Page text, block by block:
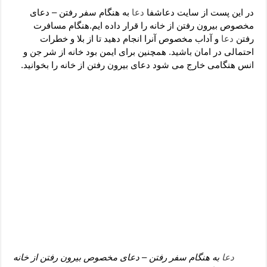
دعای قوی رفع ترس – دعای مجرب برای آرامش قلب و رفع اضطراب
دعا برای پولدار شدن در یک روز – دعای ثروت حضرت سلیمان
در این پست از سایت دعاشفا دعا به هنگام سفر رفتن – دعای
مخصوص بیرون رفتن از خانه را قرار داده ایم.هنگام مسافرت
رفتن دعا و آداب مخصوص آنرا انجام دهید تا از بلا و خطرات
احتمالی در امان باشید. همچنین برای ایمن بود خانه از شر جن و
انس هنگامی خارج می شود دعای بیرون رفتن از خانه را بخوانید.
دعا به هنگام سفر رفتن – دعای مخصوص بیرون‌ رفتن از خانه